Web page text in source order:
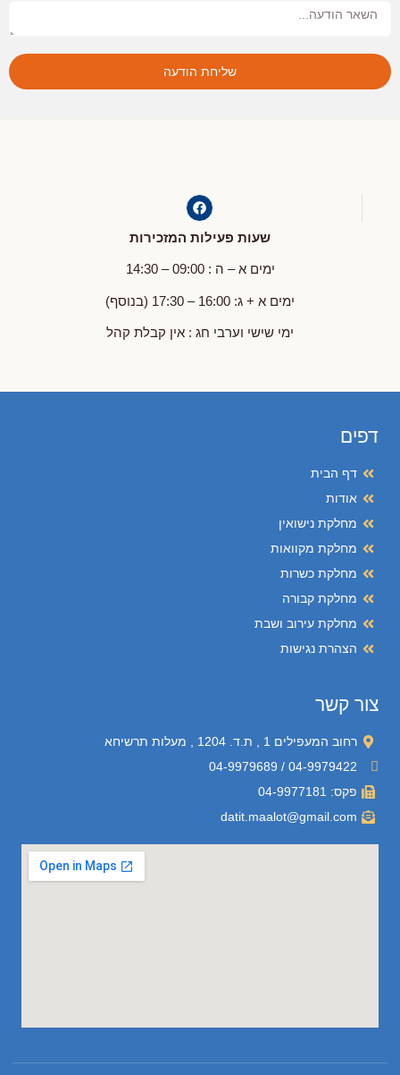
שליחת הודעה
שעות פעילות המזכירות
ימים א – ה : 09:00 – 14:30
ימים א + ג: 16:00 – 17:30 (בנוסף)
ימי שישי וערבי חג : אין קבלת קהל
דפים
דף הבית
אודות
מחלקת נישואין
מחלקת מקוואות
מחלקת כשרות
מחלקת קבורה
מחלקת עירוב ושבת
הצהרת נגישות
צור קשר
רחוב המעפילים 1 , ת.ד. 1204 , מעלות תרשיחא
04-9979422 / 04-9979689
פקס: 04-9977181
datit.maalot@gmail.com